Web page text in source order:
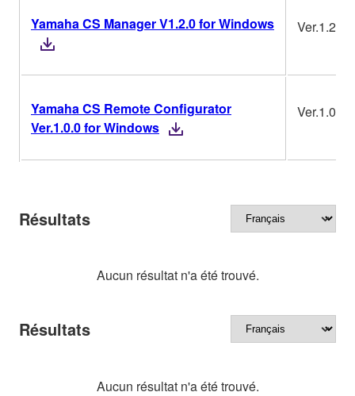
Yamaha CS Manager V1.2.0 for Windows Ver.1.2.0
Yamaha CS Remote Configurator
Ver.1.0.0 for Windows
Ver.1.0.0
Résultats
Aucun résultat n'a été trouvé.
Résultats
Aucun résultat n'a été trouvé.